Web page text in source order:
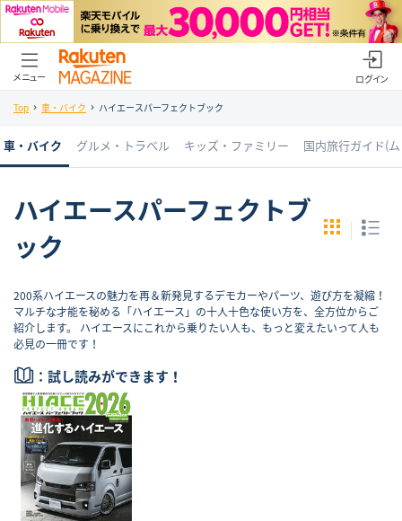
メニュー ログイン
Top 車・バイク ハイエースパーフェクトブック
車・バイク グルメ・トラベル キッズ・ファミリー 国内旅行ガイド(
ハイエースパーフェクトブ
ック
200系ハイエースの魅力を再＆新発見するデモカーやパーツ、遊び方を凝縮！
マルチな才能を秘める「ハイエース」の十人十色な使い方を、全方位からご
紹介します。 ハイエースにこれから乗りたい人も、もっと変えたいって人も
必見の一冊です！
：試し読みができます！